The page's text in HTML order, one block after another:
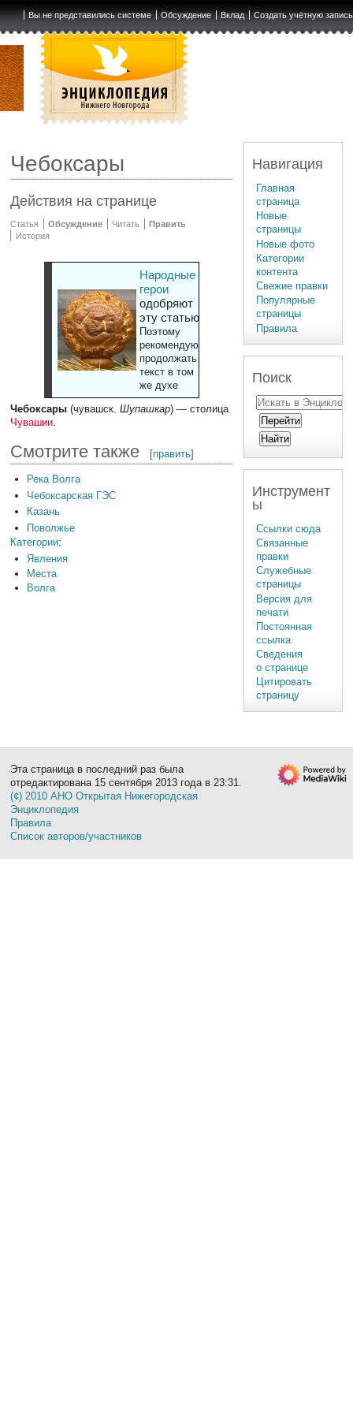
Вы не представились системе Обсуждение Вклад Создать учётную запись
Чебоксары
Действия на странице
Статья Обсуждение Читать
Править
История
Народные
герои
одобряют
эту статью
Поэтому
рекомендуют
продолжать
текст в том
же духе
Чебоксары (чувашск.Шупашкар) — столица
Чувашии.
Смотрите также [править]
Река Волга
Чебоксарская ГЭС
Казань
Поволжье
Категории:
Явления
Места
Волга
Навигация
Главная
страница
Новые
страницы
Новые фото
Категории
контента
Свежие правки
Популярные
страницы
Правила
Поиск
Инструмент
ы
Ссылки сюда
Связанные
правки
Служебные
страницы
Версия для
печати
Постоянная
ссылка
Сведения
о странице
Цитировать
страницу
Эта страница в последний раз была
отредактирована 15 сентября 2013 года в 23:31.
(¢) 2010 АНО Открытая Нижегородская
Энциклопедия
Правила
Список авторов/участников